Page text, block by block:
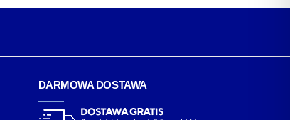
DARMOWA DOSTAWA